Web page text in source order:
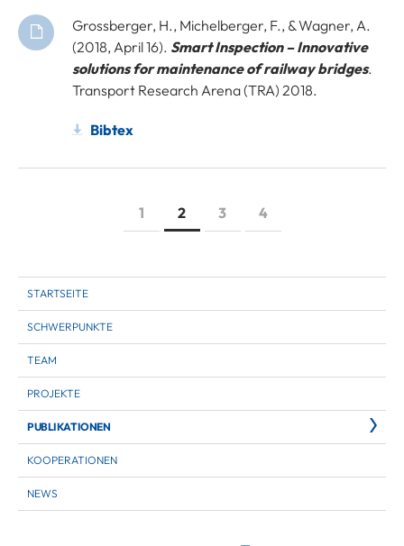
Grossberger, H., Michelberger, F., & Wagner, A.
(2018, April 16). Smart Inspection – Innovative
solutions for maintenance of railway bridges.
Transport Research Arena (TRA) 2018.
Bibtex
1 2 3 4
STARTSEITE
SCHWERPUNKTE
TEAM
PROJEKTE
PUBLIKATIONEN
KOOPERATIONEN
NEWS